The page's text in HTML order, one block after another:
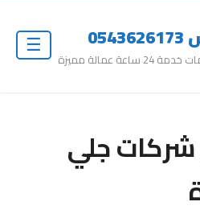
مميزة
جلي